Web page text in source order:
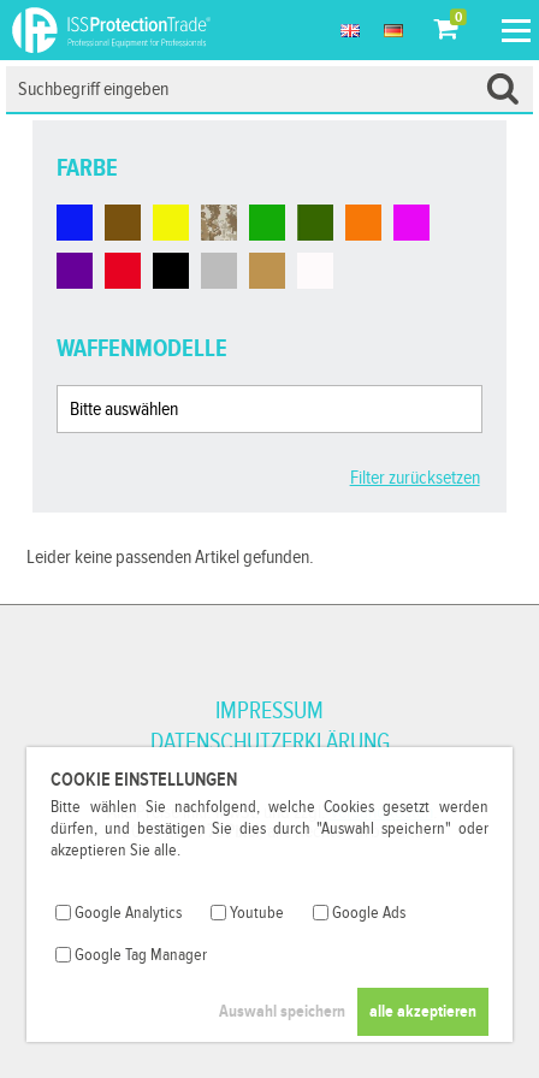
COOKIE EINSTELLUNGEN
Bitte wählen Sie nachfolgend, welche Cookies gesetzt werden
dürfen, und bestätigen Sie dies durch "Auswahl speichern" oder
akzeptieren Sie alle.
Google Analytics Youtube Google Ads
Google Tag Manager
0
FARBE
WAFFENMODELLE
Filter zurücksetzen
Leider keine passenden Artikel gefunden.
IMPRESSUM
DATENSCHUTZERKLÄRUNG
*Alle Preise inkl. MwSt. und zzgl.Versandkosten
© 2000-2026 79Pixel, alle Rechte vorbehalten.